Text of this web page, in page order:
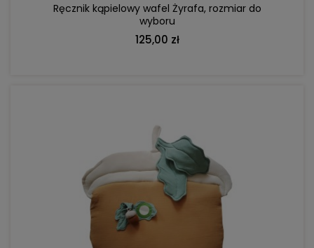
Ręcznik kąpielowy wafel Żyrafa, rozmiar do
wyboru
125,00 zł